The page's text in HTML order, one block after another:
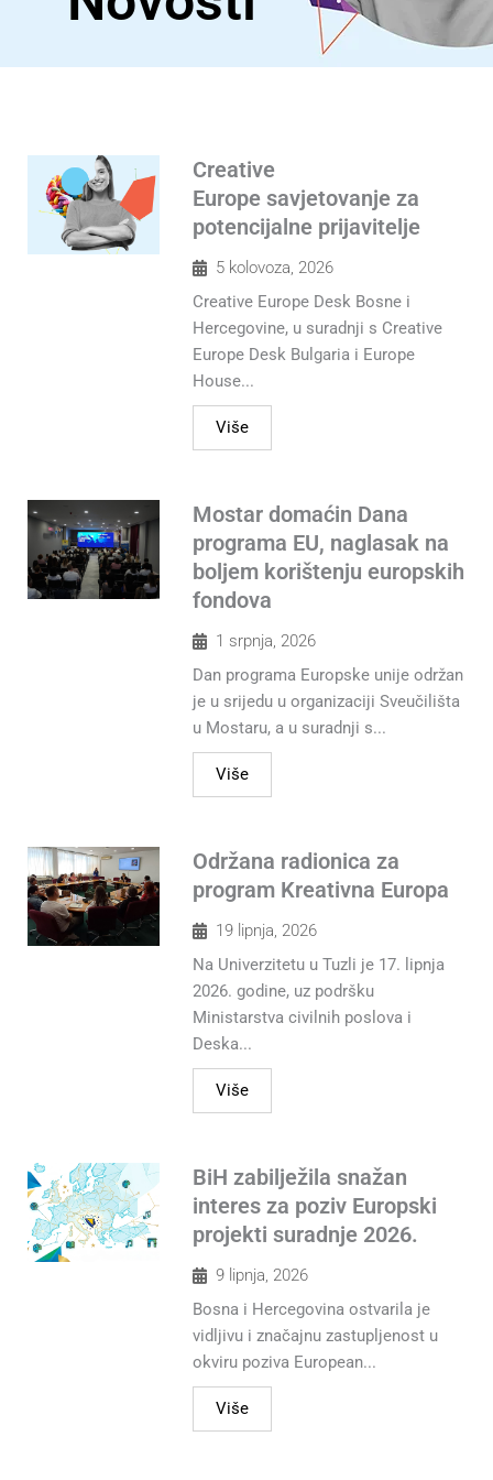
Creative
Europe savjetovanje za
potencijalne prijavitelje
5 kolovoza, 2026
Creative Europe Desk Bosne i
Hercegovine, u suradnji s Creative
Europe Desk Bulgaria i Europe
House...
Više
Mostar domaćin Dana
programa EU, naglasak na
boljem korištenju europskih
fondova
1 srpnja, 2026
Dan programa Europske unije održan
je u srijedu u organizaciji Sveučilišta
u Mostaru, a u suradnji s...
Više
Održana radionica za
program Kreativna Europa
19 lipnja, 2026
Na Univerzitetu u Tuzli je 17. lipnja
2026. godine, uz podršku
Ministarstva civilnih poslova i
Deska...
Više
BiH zabilježila snažan
interes za poziv Europski
projekti suradnje 2026.
9 lipnja, 2026
Bosna i Hercegovina ostvarila je
vidljivu i značajnu zastupljenost u
okviru poziva European...
Više